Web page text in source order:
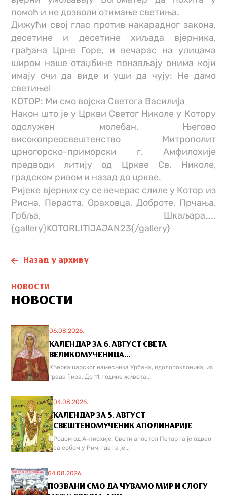
помоћ и не дозволи отимање светиња.
Дижући свој глас против накарадног закона,
десетине и десетине хиљада вјерника,
грађана Црне Горе, и вечарас на улицама
широм наше отаџбине понављају онима који
имају очи да виде и уши да чују: Не дамо
светиње!
КОТОР: Ми смо војска Светога Василија
Након што је у Цркви Светог Николе у Котору
одслужен молебан, Његово
високопреосвештенство Митрополит
црногорско-приморски г. Амфилохије
предводи литију од Цркве Св. Николе,
градском ривом и назад до цркве.
Ријеке вјерних су се вечерас слиле у Котор из
Рисна, Пераста, Ораховца, Доброте, Прчања,
Грбља, Шкаљара…..
{gallery}KOTORLITIJAJAN23{/gallery}
Назад у архиву
НОВОСТИ
НОВОСТИ
06.08.2026.
КАЛЕНДАР ЗА 6. АВГУСТ СВЕТА
ВЕЛИКОМУЧЕНИЦА...
Кћерка царског намесника Урбана, идолопоклоника, из
града Тира. До 11. године живота...
04.08.2026.
КАЛЕНДАР ЗА 5. АВГУСТ
СВЕШТЕНОМУЧЕНИК АПОЛИНАРИЈЕ
Родом од Антиохије. Свети апостол Петар га је одвео
са собом у Рим, где га је...
04.08.2026.
ПОЗВАНИ СМО ДА ЧУВАМО МИР И СЛОГУ